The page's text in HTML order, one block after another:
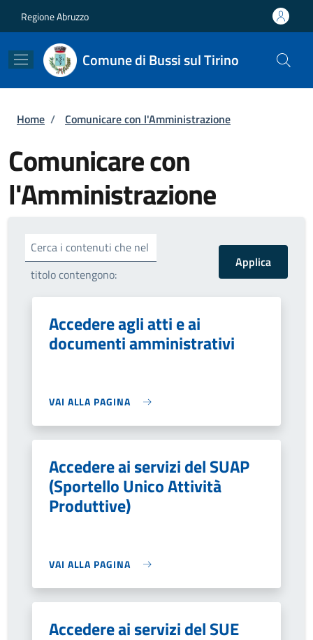
Regione Abruzzo
Comune di Bussi sul Tirino
Briciole di pane
Home / Comunicare con l'Amministrazione
Comunicare con
l'Amministrazione
Cerca i contenuti che nel
titolo contengono:
Accedere agli atti e ai
documenti amministrativi
VAI ALLA PAGINA
Accedere ai servizi del SUAP
(Sportello Unico Attività
Produttive)
VAI ALLA PAGINA
Accedere ai servizi del SUE